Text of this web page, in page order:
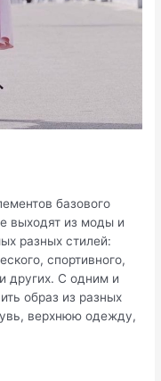
базового
выходят из моды и
разных стилей:
спортивного,
других. С одним и
образ из разных
верхнюю одежду,